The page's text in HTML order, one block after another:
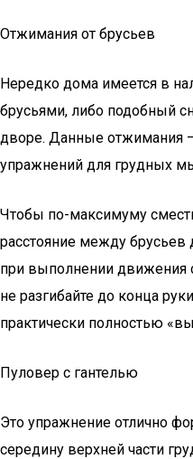
Отжимания от брусьев
Нередко дома имеется в
брусьями, либо подобный
дворе. Данные отжимания
упражнений для грудных
Чтобы по-максимуму
расстояние между
при выполнении движения
не разгибайте до конца
практически полностью
Пуловер с гантелью
Это упражнение отлично
середину верхней части